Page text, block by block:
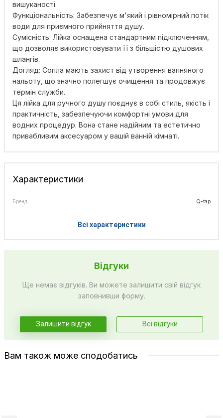
вишуканості.
Функціональність: Забезпечує м'який і рівномірний потік
води для приємного прийняття душу.
Сумісність: Лійка оснащена стандартним підключенням,
що дозволяє використовувати її з більшістю душових
шлангів.
Догляд: Сопла мають захист від утворення вапняного
нальоту, що значно полегшує очищення та продовжує
термін служби.
Ця лійка для ручного душу поєднує в собі стиль, якість і
практичність, забезпечуючи комфортні умови для
водних процедур. Вона стане надійним та естетично
привабливим аксесуаром у вашій ванній кімнаті.
Характеристики
Бренд Q-tap
Всі характеристики
Відгуки
Ще немає відгуків. Ви можете залишити свій відгук
заповнивши форму.
Залишити відгук Всі відгуки
Вам також може сподобатись